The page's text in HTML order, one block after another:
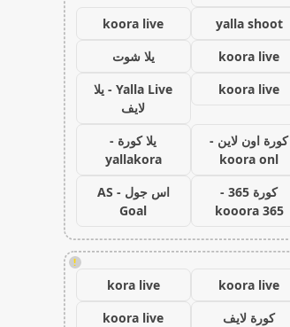
yalla shoot
koora live
koora live
يلا شوت
koora live
Yalla Live - يلا
لايف
كورة اون لاين -
koora onl
يلا كورة -
yallakora
كورة 365 -
kooora 365
اس جول - AS
Goal
!
koora live
kora live
كورة لايف
koora live